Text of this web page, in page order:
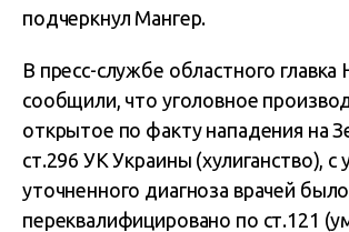
подчеркнул Мангер.
В пресс-службе областного главка
сообщили, что уголовное
открытое по факту нападения на
ст.296 УК Украины (хулиганство), с
уточненного диагноза врачей было
переквалифицировано по ст.121